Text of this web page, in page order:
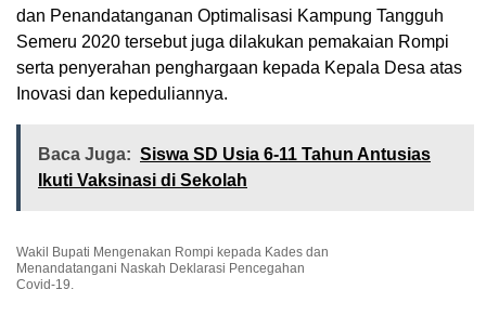
dan Penandatanganan Optimalisasi Kampung Tangguh
Semeru 2020 tersebut juga dilakukan pemakaian Rompi
serta penyerahan penghargaan kepada Kepala Desa atas
Inovasi dan kepeduliannya.
Baca Juga: Siswa SD Usia 6-11 Tahun Antusias
Ikuti Vaksinasi di Sekolah
Wakil Bupati Mengenakan Rompi kepada Kades dan
Menandatangani Naskah Deklarasi Pencegahan
Covid-19.